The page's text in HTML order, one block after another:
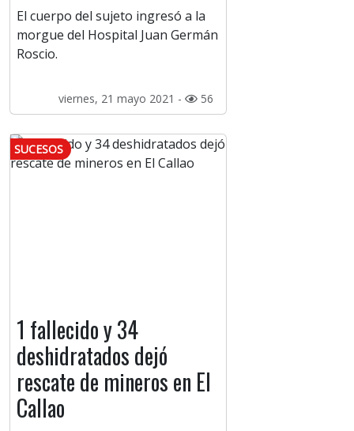
El cuerpo del sujeto ingresó a la
morgue del Hospital Juan Germán
Roscio.
viernes, 21 mayo 2021 - 56
SUCESOS
1 fallecido y 34
deshidratados dejó
rescate de mineros en El
Callao